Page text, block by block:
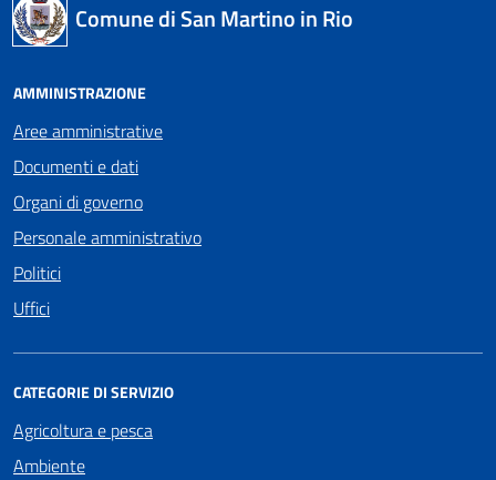
Comune di San Martino in Rio
AMMINISTRAZIONE
Aree amministrative
Documenti e dati
Organi di governo
Personale amministrativo
Politici
Uffici
CATEGORIE DI SERVIZIO
Agricoltura e pesca
Ambiente